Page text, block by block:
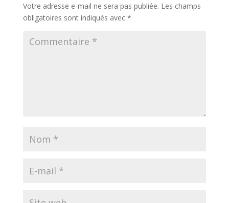
Votre adresse e-mail ne sera pas publiée. Les champs
obligatoires sont indiqués avec *